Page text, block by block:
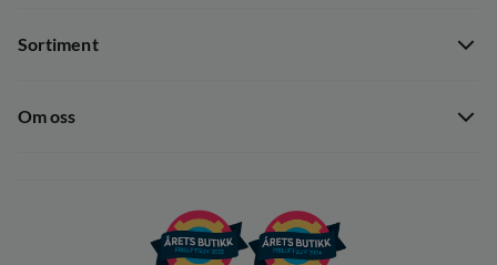
Dataskyddspolicy
Sortiment
Om oss